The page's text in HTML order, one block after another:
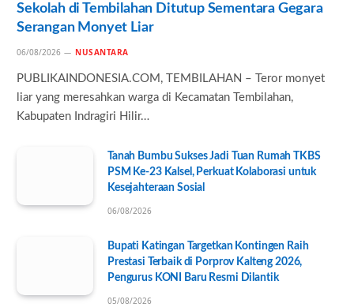
Sekolah di Tembilahan Ditutup Sementara Gegara
Serangan Monyet Liar
06/08/2026 NUSANTARA
PUBLIKAINDONESIA.COM, TEMBILAHAN – Teror monyet
liar yang meresahkan warga di Kecamatan Tembilahan,
Kabupaten Indragiri Hilir…
Tanah Bumbu Sukses Jadi Tuan Rumah TKBS
PSM Ke-23 Kalsel, Perkuat Kolaborasi untuk
Kesejahteraan Sosial
06/08/2026
Bupati Katingan Targetkan Kontingen Raih
Prestasi Terbaik di Porprov Kalteng 2026,
Pengurus KONI Baru Resmi Dilantik
05/08/2026